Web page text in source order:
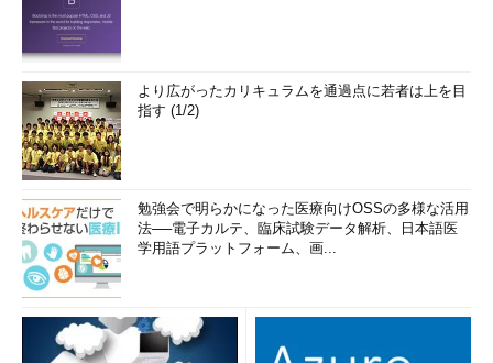
より広がったカリキュラムを通過点に若者は上を目
指す (1/2)
勉強会で明らかになった医療向けOSSの多様な活用
法──電子カルテ、臨床試験データ解析、日本語医
学用語プラットフォーム、画...